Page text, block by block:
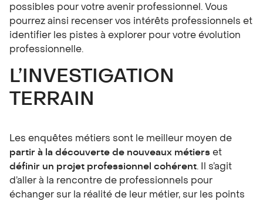
possibles pour votre avenir professionnel. Vous
pourrez ainsi recenser vos intérêts professionnels et
identifier les pistes à explorer pour votre évolution
professionnelle.
L’INVESTIGATION
TERRAIN
Les enquêtes métiers sont le meilleur moyen de
partir à la découverte de nouveaux métiers et
définir un projet professionnel cohérent. Il s’agit
d’aller à la rencontre de professionnels pour
échanger sur la réalité de leur métier, sur les points